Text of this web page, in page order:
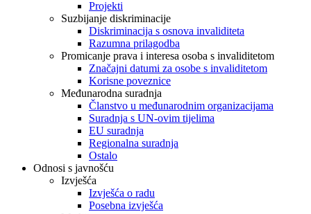
Projekti
Suzbijanje diskriminacije
Diskriminacija s osnova invaliditeta
Razumna prilagodba
Promicanje prava i interesa osoba s invaliditetom
Značajni datumi za osobe s invaliditetom
Korisne poveznice
Međunarodna suradnja
Članstvo u međunarodnim organizacijama
Suradnja s UN-ovim tijelima
EU suradnja
Regionalna suradnja
Ostalo
Odnosi s javnošću
Izvješća
Izvješća o radu
Posebna izvješća